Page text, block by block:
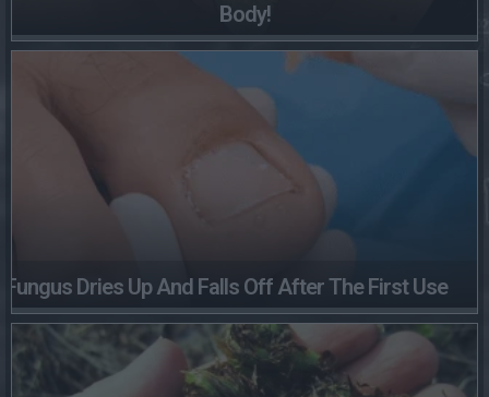
Body!
Fungus Dries Up And Falls Off After The First Use